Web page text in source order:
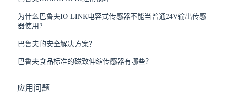
为什么巴鲁夫IO-LINK电容式传感器不能当普通24V输出传感
器使用?
巴鲁夫的安全解决方案？
巴鲁夫食品标准的磁致伸缩传感器有哪些？
应用问题